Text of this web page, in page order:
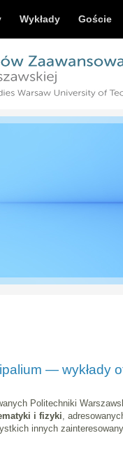
Wykłady Goście
— wykłady
Politechniki
i fizyki ,
innych